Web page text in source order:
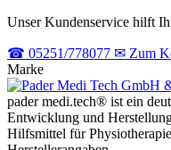
Unser Kundenservice hilft
☎ 05251/778077 ✉ Zum
Marke
pader medi.tech® ist ein
Entwicklung und
Hilfsmittel für